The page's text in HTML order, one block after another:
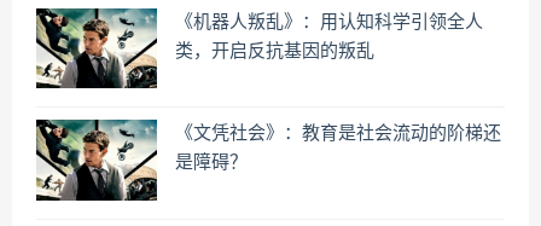
《机器人叛乱》：用认知科学引领全人
类，开启反抗基因的叛乱
《文凭社会》：教育是社会流动的阶梯还
是障碍？